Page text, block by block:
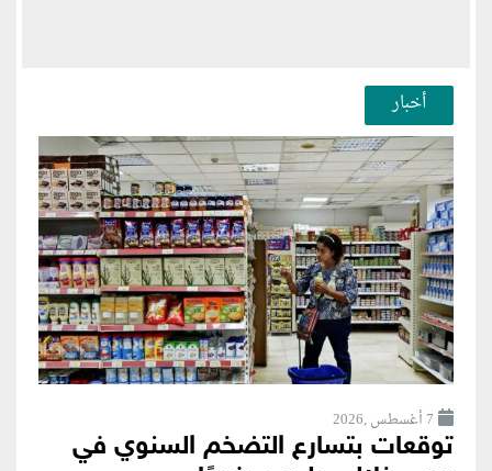
أخبار
7 أغسطس ,2026
توقعات بتسارع التضخم السنوي في